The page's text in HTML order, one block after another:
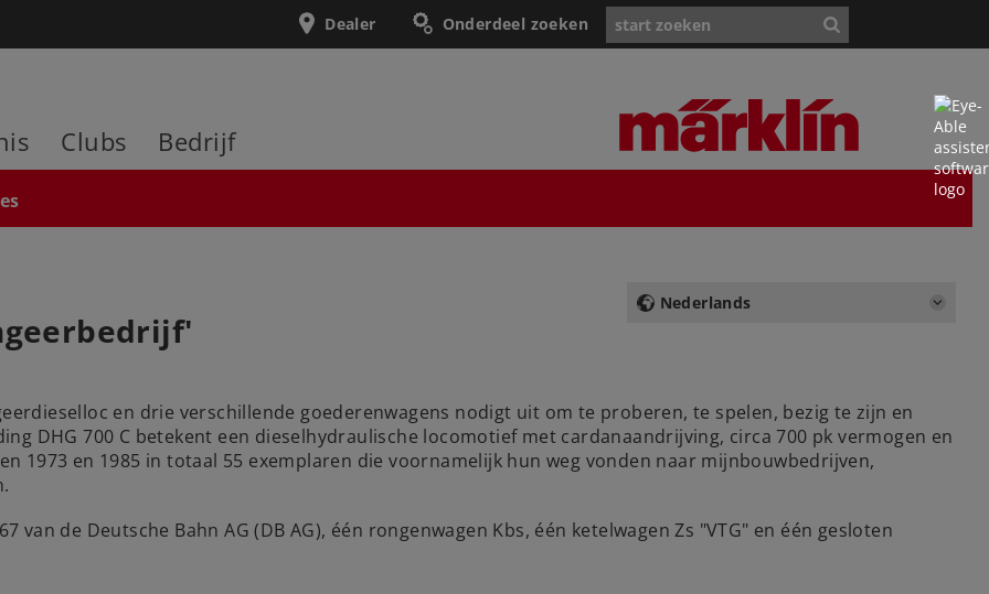
Onderdeel zoeken
Dealer
Clubs Bedrijf
Nederlands
en drie verschillende goederenwagens nodigt uit om te proberen, te spelen, bezig te zijn en
DHG 700 C betekent een dieselhydraulische locomotief met cardanaandrijving, circa 700 pk vermogen en
1973 en 1985 in totaal 55 exemplaren die voornamelijk hun weg vonden naar mijnbouwbedrijven,
van de Deutsche Bahn AG (DB AG), één rongenwagen Kbs, één ketelwagen Zs "VTG" en één gesloten